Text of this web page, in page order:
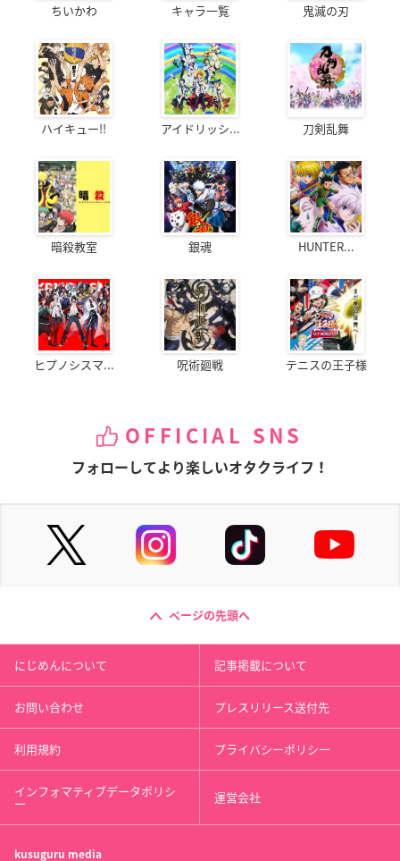
ちいかわ キャラ一覧 鬼滅の刃
ハイキュー!! アイドリッシ... 刀剣乱舞
暗殺教室 銀魂 HUNTER...
ヒプノシスマ... 呪術廻戦 テニスの王子様
OFFICIAL SNS
フォローしてより楽しいオタクライフ！
ページの先頭へ
にじめんについて 記事掲載について
お問い合わせ プレスリリース送付先
利用規約 プライバシーポリシー
インフォマティブデータポリシ
ー 運営会社
kusuguru media